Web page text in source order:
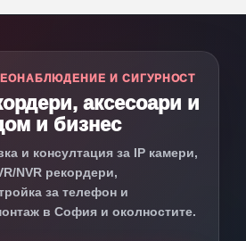
И СИГУРНОСТ
аксесоари и
и бизнес
и консултация за IP камери,
NVR рекордери,
за телефон и
в София и околностите.